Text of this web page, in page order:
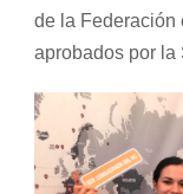
de la Federación
aprobados por la